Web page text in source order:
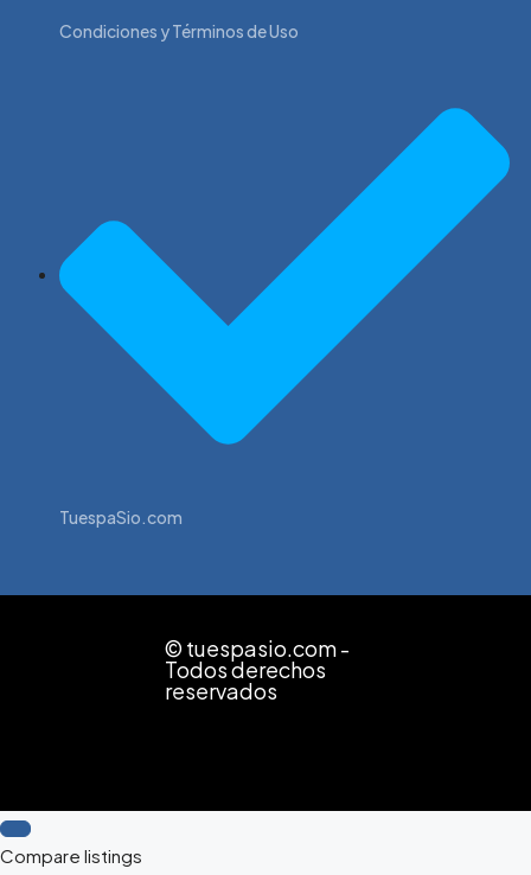
Condiciones y Términos de Uso
TuespaSio.com
© tuespasio.com -
Todos derechos
reservados
Compare listings